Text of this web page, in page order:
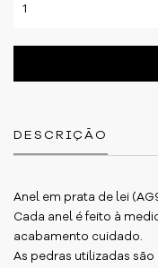
DESCRIÇÃO
Anel em prata de lei
Cada anel é feito à
acabamento cuidado.
As pedras utilizadas